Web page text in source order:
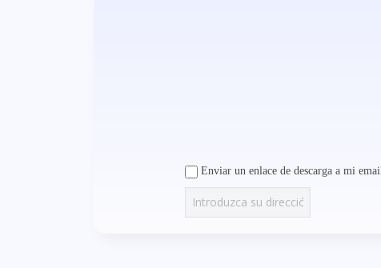
Enviar un enlace de descarga a mi